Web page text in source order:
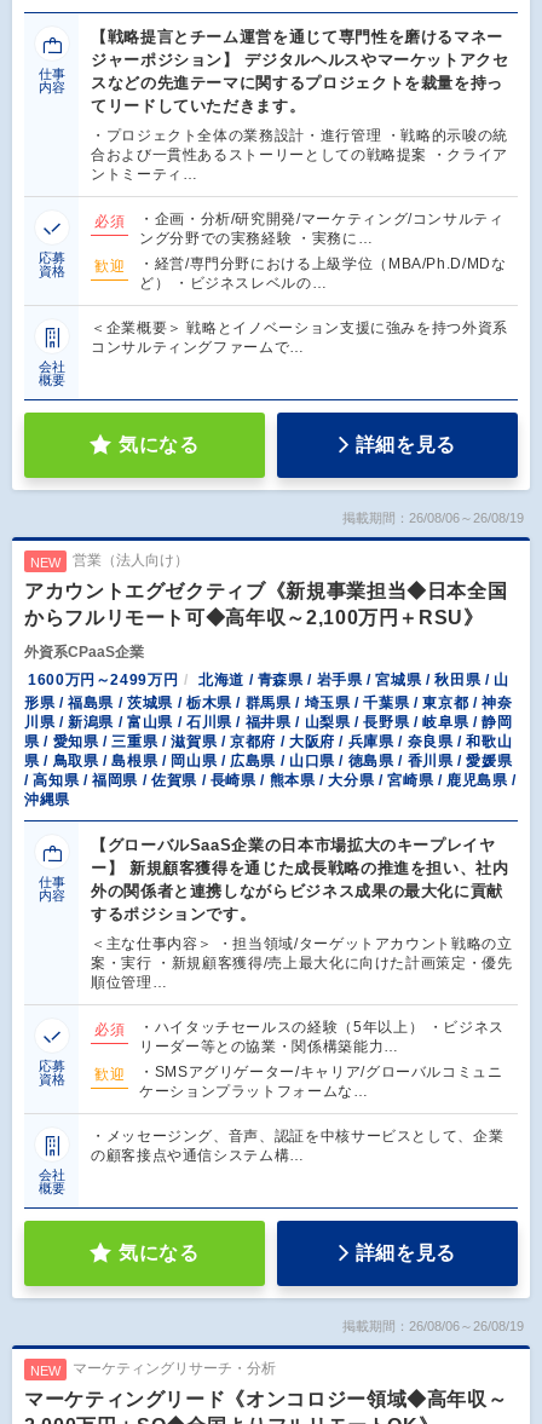
仕事
内容
【戦略提言とチーム運営を通じて専門性を磨けるマネー
ジャーポジション】 デジタルヘルスやマーケットアクセ
スなどの先進テーマに関するプロジェクトを裁量を持っ
てリードしていただきます。
・プロジェクト全体の業務設計・進行管理 ・戦略的示唆の統
合および一貫性あるストーリーとしての戦略提案 ・クライア
ントミーティ…
応募
資格
必須
・企画・分析/研究開発/マーケティング/コンサルティ
ング分野での実務経験 ・実務に…
歓迎
・経営/専門分野における上級学位（MBA/Ph.D/MDな
ど） ・ビジネスレベルの…
会社
概要
＜企業概要＞ 戦略とイノベーション支援に強みを持つ外資系
コンサルティングファームで…
気になる 詳細を見る
掲載期間：26/08/06～26/08/19
NEW 営業（法人向け）
アカウントエグゼクティブ《新規事業担当◆日本全国
からフルリモート可◆高年収～2,100万円＋RSU》
外資系CPaaS企業
1600万円～2499万円
北海道 / 青森県 / 岩手県 / 宮城県 / 秋田県 / 山
形県 / 福島県 / 茨城県 / 栃木県 / 群馬県 / 埼玉県 / 千葉県 / 東京都 / 神奈
川県 / 新潟県 / 富山県 / 石川県 / 福井県 / 山梨県 / 長野県 / 岐阜県 / 静岡
県 / 愛知県 / 三重県 / 滋賀県 / 京都府 / 大阪府 / 兵庫県 / 奈良県 / 和歌山
県 / 鳥取県 / 島根県 / 岡山県 / 広島県 / 山口県 / 徳島県 / 香川県 / 愛媛県
/ 高知県 / 福岡県 / 佐賀県 / 長崎県 / 熊本県 / 大分県 / 宮崎県 / 鹿児島県 /
沖縄県
仕事
内容
【グローバルSaaS企業の日本市場拡大のキープレイヤ
ー】 新規顧客獲得を通じた成長戦略の推進を担い、社内
外の関係者と連携しながらビジネス成果の最大化に貢献
するポジションです。
＜主な仕事内容＞ ・担当領域/ターゲットアカウント戦略の立
案・実行 ・新規顧客獲得/売上最大化に向けた計画策定・優先
順位管理…
応募
資格
必須
・ハイタッチセールスの経験（5年以上） ・ビジネス
リーダー等との協業・関係構築能力…
歓迎
・SMSアグリゲーター/キャリア/グローバルコミュニ
ケーションプラットフォームな…
会社
概要
・メッセージング、音声、認証を中核サービスとして、企業
の顧客接点や通信システム構…
気になる 詳細を見る
掲載期間：26/08/06～26/08/19
NEW マーケティングリサーチ・分析
マーケティングリード《オンコロジー領域◆高年収～